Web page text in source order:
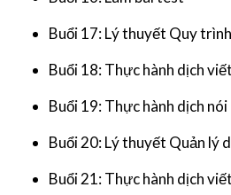
Buổi 17: Lý thuyết Quy
Buổi 18: Thực hành dịch
Buổi 19: Thực hành dịch nói
Buổi 20: Lý thuyết Quản lý
Buổi 21: Thực hành dịch